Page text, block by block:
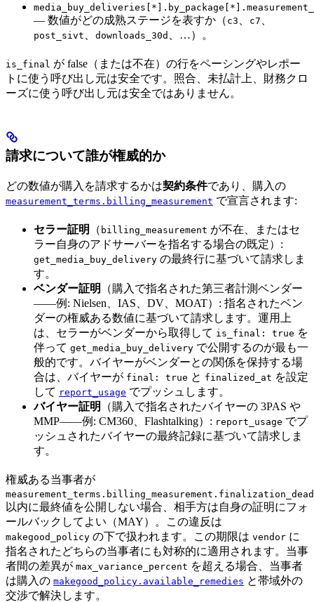
— 数値がどの成熟ステージを表すか（ c3 c7
post_sivt downloads_30d 、…）。
is_final が false（または不在）の行をペーシングやレポー
トに使う呼び出し元は安全です。照合、未払計上、財務クロ
ーズに使う呼び出し元は安全ではありません。
請求について誰が権威的か
どの数値が購入を請求するかは契約条件であり、購入の
measurement_terms.billing_measurement で宣言されます:
セラー証明 （ billing_measurement が不在、またはセ
ラー自身のアドサーバーを指名する場合の既定）:
get_media_buy_delivery の最終行に基づいて請求しま
す。
ベンダー証明
（購入で指名された第三者計測ベンダー
——例: Nielsen、IAS、DV、MOAT）: 指名されたベン
ダーの権威ある数値に基づいて請求します。運用上
は、セラーがベンダーから取得して is_final: true を
伴って get_media_buy_delivery で公開するのが最も一
般的です。バイヤーがベンダーとの関係を保持する場
合は、バイヤーが final: true と finalized_at を設定
して report_usage でプッシュします。
バイヤー証明
（購入で指名されたバイヤーの 3PAS や
MMP——例: CM360、Flashtalking）: report_usage でプ
ッシュされたバイヤーの最終記録に基づいて請求しま
す。
権威ある当事者が
以内に最終値を公開しない場合、相手方は自身の証明にフォ
ールバックしてよい（MAY）。この違反は
makegood_policy の下で扱われます。この期限は vendor に
指名されたどちらの当事者にも対称的に適用されます。当事
者間の差異が max_variance_percent を超える場合、当事者
は購入の makegood_policy.available_remedies と帯域外の
交渉で解決します。